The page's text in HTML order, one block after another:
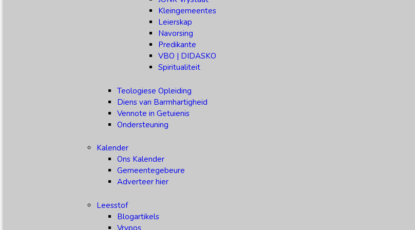
Kleingemeentes
Leierskap
Navorsing
Predikante
VBO | DIDASKO
Spiritualiteit
Teologiese Opleiding
Diens van Barmhartigheid
Vennote in Getuienis
Ondersteuning
Kalender
Ons Kalender
Gemeentegebeure
Adverteer hier
Leesstof
Blogartikels
Vrypos